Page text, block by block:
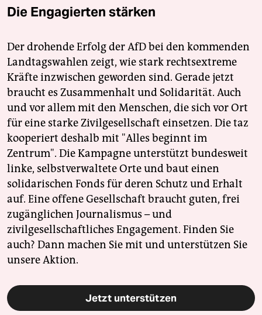
Die Engagierten stärken
Der drohende Erfolg der AfD bei den kommenden
Landtagswahlen zeigt, wie stark rechtsextreme
Kräfte inzwischen geworden sind. Gerade jetzt
braucht es Zusammenhalt und Solidarität. Auch
und vor allem mit den Menschen, die sich vor Ort
für eine starke Zivilgesellschaft einsetzen. Die taz
kooperiert deshalb mit "Alles beginnt im
Zentrum". Die Kampagne unterstützt bundesweit
linke, selbstverwaltete Orte und baut einen
solidarischen Fonds für deren Schutz und Erhalt
auf. Eine offene Gesellschaft braucht guten, frei
zugänglichen Journalismus – und
zivilgesellschaftliches Engagement. Finden Sie
auch? Dann machen Sie mit und unterstützen Sie
unsere Aktion.
Jetzt unterstützen